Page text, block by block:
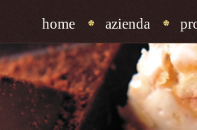
home azienda